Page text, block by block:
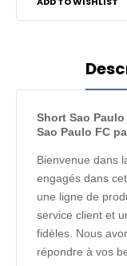
Short Sao
Sao Paulo FC
Bienvenue dans
engagés dans
une ligne de
service client et
fidèles. Nous
répondre à vos